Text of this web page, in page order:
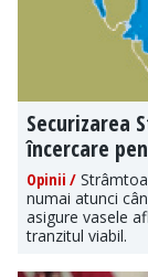
Securizarea
încercare
Opinii /
numai atunci
asigure vasele
tranzitul viabil.